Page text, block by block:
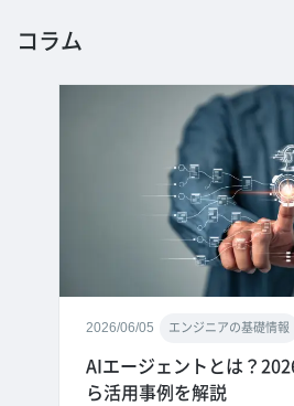
コラム
2026/06/05 エンジニアの基礎情報
AIエージェントとは？
ら活用事例を解説